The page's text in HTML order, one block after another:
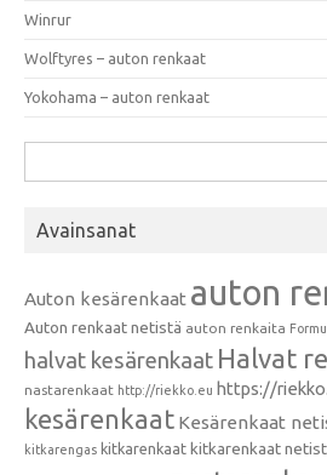
Winrur
Wolftyres – auton renkaat
Yokohama – auton renkaat
Avainsanat
Auton kesärenkaat auton
Auton renkaat netistä auton renkaita
halvat kesärenkaat Halvat
nastarenkaat http://riekko.eu https://
kesärenkaat Kesärenkaat
kitkarengas kitkarenkaat kitkarenkaat